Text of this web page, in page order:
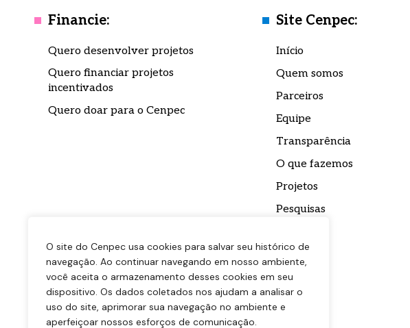
O site do Cenpec usa cookies para salvar seu histórico de
navegação. Ao continuar navegando em nosso ambiente,
você aceita o armazenamento desses cookies em seu
dispositivo. Os dados coletados nos ajudam a analisar o
uso do site, aprimorar sua navegação no ambiente e
aperfeiçoar nossos esforços de comunicação.
Financie:
Quero desenvolver projetos
Quero financiar projetos
incentivados
Quero doar para o Cenpec
Site Cenpec:
Início
Quem somos
Parceiros
Equipe
Transparência
O que fazemos
Projetos
Pesquisas
Contato
Biblioteca